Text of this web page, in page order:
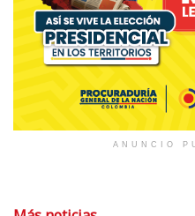
ANUNCIO